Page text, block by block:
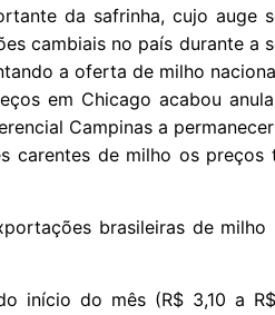
da safrinha, cujo auge
cambiais no país durante a
a oferta de milho
em Chicago acabou
Campinas a
carentes de milho os preços
brasileiras de milho
início do mês (R$ 3,10 a